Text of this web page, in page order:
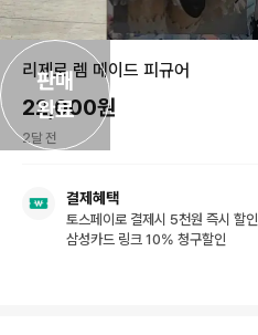
판매
완료
리제로 렘 메이드 피규어
22,000원
2달 전
결제혜택
토스페이로 결제시 5천원 즉시 할인
삼성카드 링크 10% 청구할인